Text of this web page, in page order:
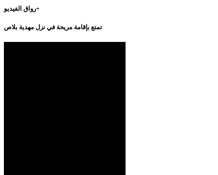
رواق الفيديو+
تمتع بإقامة مريحة في نزل مهدية بلاص